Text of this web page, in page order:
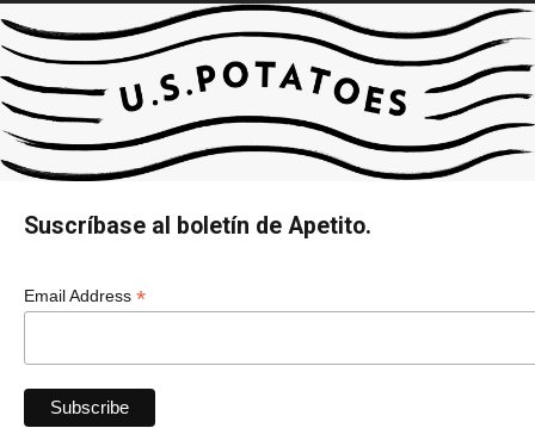
Suscríbase al boletín de Apetito.
Email Address *